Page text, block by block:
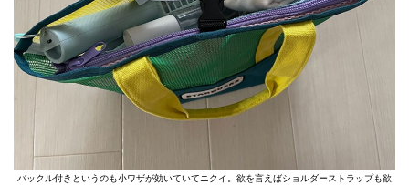
バックル付きというのも小ワザが効いていてニクイ。欲を言えばショルダーストラップも欲